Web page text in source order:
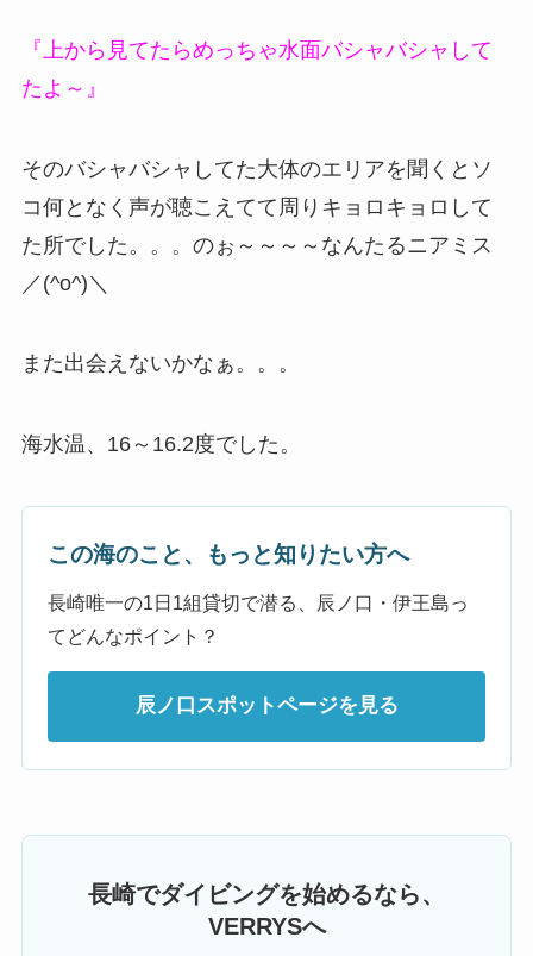
『上から見てたらめっちゃ水面バシャバシャして
たよ～』
そのバシャバシャしてた大体のエリアを聞くとソ
コ何となく声が聴こえてて周りキョロキョロして
た所でした。。。のぉ～～～～なんたるニアミス
／(^o^)＼
また出会えないかなぁ。。。
海水温、16～16.2度でした。
この海のこと、もっと知りたい方へ
長崎唯一の1日1組貸切で潜る、辰ノ口・伊王島っ
てどんなポイント？
辰ノ口スポットページを見る
長崎でダイビングを始めるなら、
VERRYSへ